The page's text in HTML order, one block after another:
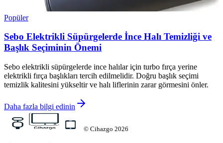
Popüler
Sebo Elektrikli Süpürgelerde İnce Halı Temizliği ve
Başlık Seçiminin Önemi
Sebo elektrikli süpürgelerde ince halılar için turbo fırça yerine
elektrikli fırça başlıkları tercih edilmelidir. Doğru başlık seçimi
temizlik kalitesini yükseltir ve halı liflerinin zarar görmesini önler.
Daha fazla bilgi edinin
© Cihazgo 2026